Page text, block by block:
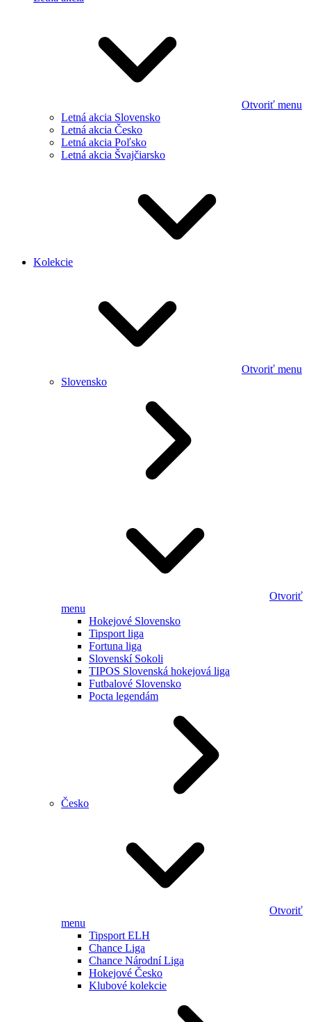
Otvoriť menu
Letná akcia Slovensko
Letná akcia Česko
Letná akcia Poľsko
Letná akcia Švajčiarsko
Kolekcie
Otvoriť menu
Slovensko
Otvoriť
menu
Hokejové Slovensko
Tipsport liga
Fortuna liga
Slovenskí Sokoli
TIPOS Slovenská hokejová liga
Futbalové Slovensko
Pocta legendám
Česko
Otvoriť
menu
Tipsport ELH
Chance Liga
Chance Národní Liga
Hokejové Česko
Klubové kolekcie